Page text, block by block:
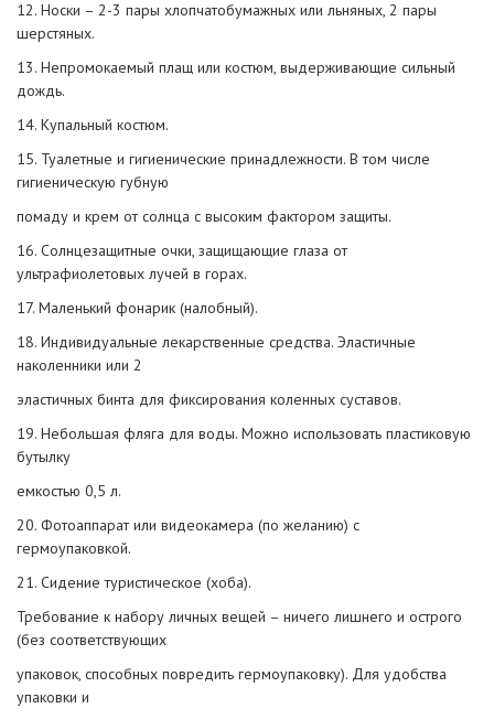
12. Носки – 2-3 пары хлопчатобумажных или льняных, 2 пары
шерстяных.
13. Непромокаемый плащ или костюм, выдерживающие сильный
дождь.
14. Купальный костюм.
15. Туалетные и гигиенические принадлежности. В том числе
гигиеническую губную
помаду и крем от солнца с высоким фактором защиты.
16. Солнцезащитные очки, защищающие глаза от
ультрафиолетовых лучей в горах.
17. Маленький фонарик (налобный).
18. Индивидуальные лекарственные средства. Эластичные
наколенники или 2
эластичных бинта для фиксирования коленных суставов.
19. Небольшая фляга для воды. Можно использовать пластиковую
бутылку
емкостью 0,5 л.
20. Фотоаппарат или видеокамера (по желанию) с
гермоупаковкой.
21. Сидение туристическое (хоба).
Требование к набору личных вещей – ничего лишнего и острого
(без соответствующих
упаковок, способных повредить гермоупаковку). Для удобства
упаковки и